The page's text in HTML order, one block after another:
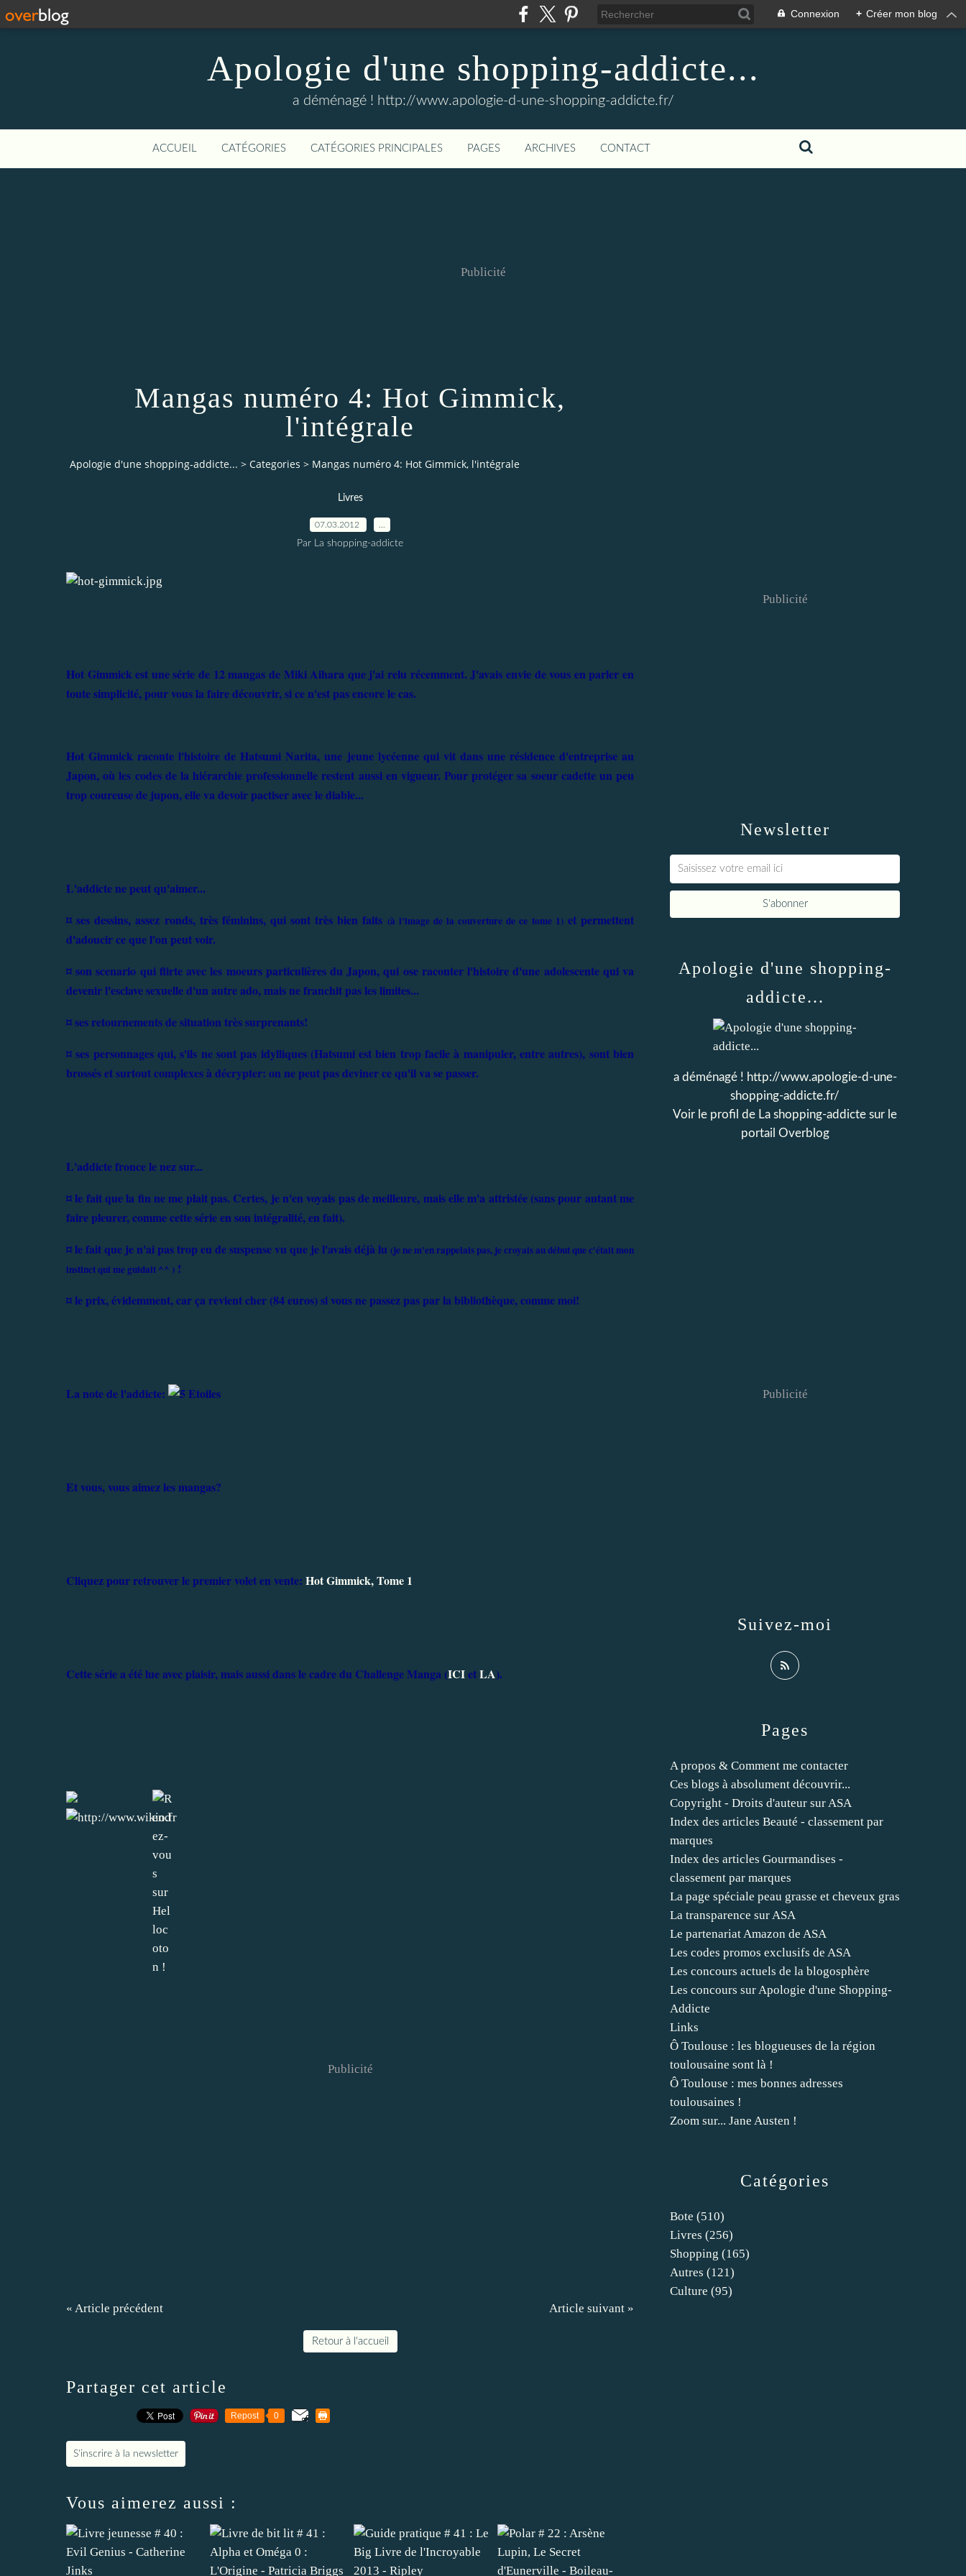
Connexion + Créer mon blog
Apologie d'une shopping-addicte...
a déménagé ! http://www.apologie-d-une-shopping-addicte.fr/
ACCUEIL CATÉGORIES CATÉGORIES PRINCIPALES PAGES ARCHIVES CONTACT
Publicité
Mangas numéro 4: Hot Gimmick,
l'intégrale
Apologie d'une shopping-addicte... > Categories > Mangas numéro 4: Hot Gimmick, l'intégrale
Livres
07.03.2012
Par La shopping-addicte
Hot Gimmick est une série de 12 mangas de Miki Aihara que j'ai relu récemment. J'avais envie de vous en parler en
toute simplicité, pour vous la faire découvrir, si ce n'est pas encore le cas.
Hot Gimmick raconte l'histoire de Hatsumi Narita, une jeune lycéenne qui vit dans une résidence d'entreprise au
Japon, où les codes de la hiérarchie professionnelle restent aussi en vigueur. Pour protéger sa soeur cadette un peu
trop coureuse de jupon, elle va devoir pactiser avec le diable...
L'addicte ne peut qu'aimer...
¤ ses dessins, assez ronds, très féminins, qui sont très bien faits (à l'image de la couverture de ce tome 1)et permettent
d'adoucir ce que l'on peut voir.
¤ son scenario qui flirte avec les moeurs particulières du Japon, qui ose raconter l'histoire d'une adolescente qui va
devenir l'esclave sexuelle d'un autre ado, mais ne franchit pas les limites...
¤ ses retournements de situation très surprenants!
¤ ses personnages qui, s'ils ne sont pas idylliques (Hatsumi est bien trop facile à manipuler, entre autres), sont bien
brossés et surtout complexes à décrypter: on ne peut pas deviner ce qu'il va se passer.
L'addicte fronce le nez sur...
¤ le fait que la fin ne me plait pas. Certes, je n'en voyais pas de meilleure, mais elle m'a attristée (sans pour autant me
faire pleurer, comme cette série en son intégralité, en fait).
¤ le fait que je n'ai pas trop eu de suspense vu que je l'avais déjà lu (je ne m'en rappelais pas, je croyais au début que c'était mon
instinct qui me guidait ^^ ) !
¤ le prix, évidemment, car ça revient cher (84 euros) si vous ne passez pas par la bibliothèque, comme moi!
La note de l'addicte:
Et vous, vous aimez les mangas?
Cliquez pour retrouver le premier volet en vente: Hot Gimmick, Tome 1
Cette série a été lue avec plaisir, mais aussi dans le cadre du Challenge Manga (ICIetLA).
Publicité
« Article précédent Article suivant »
Retour à l'accueil
Partager cet article
Repost 0
S'inscrire à la newsletter
Vous aimerez aussi :
Newsletter
Publicité
Catégories
Bote (510)
Livres (256)
Shopping (165)
Autres (121)
Culture (95)
Pages
A propos & Comment me contacter
Ces blogs à absolument découvrir...
Copyright - Droits d'auteur sur ASA
Index des articles Beauté - classement par
marques
Index des articles Gourmandises -
classement par marques
La page spéciale peau grasse et cheveux gras
La transparence sur ASA
Le partenariat Amazon de ASA
Les codes promos exclusifs de ASA
Les concours actuels de la blogosphère
Les concours sur Apologie d'une Shopping-
Addicte
Links
Ô Toulouse : les blogueuses de la région
toulousaine sont là !
Ô Toulouse : mes bonnes adresses
toulousaines !
Zoom sur... Jane Austen !
Apologie d'une shopping-
addicte...
a déménagé ! http://www.apologie-d-une-
shopping-addicte.fr/
Voir le profil de La shopping-addicte sur le
portail Overblog
Suivez-moi
Publicité